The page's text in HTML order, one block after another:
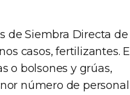
de Siembra Directa de
casos, fertilizantes. El
o bolsones y grúas,
número de personal